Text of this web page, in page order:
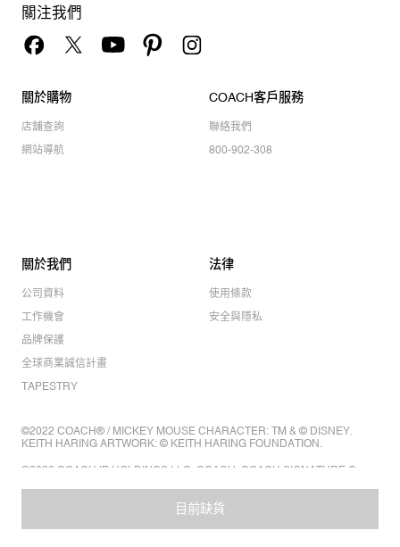
目前缺貨
關注我們
關於購物
店舖查詢
網站導航
COACH客戶服務
聯絡我們
800-902-308
關於我們
公司資料
工作機會
品牌保護
全球商業誠信計畫
TAPESTRY
法律
使用條款
安全與隱私
©2022 COACH® / MICKEY MOUSE CHARACTER: TM & © DISNEY.
KEITH HARING ARTWORK: © KEITH HARING FOUNDATION.
©2022 COACH IP HOLDINGS LLC. COACH, COACH SIGNATURE C